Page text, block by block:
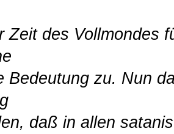
Zeit des Vollmondes
Bedeutung zu. Nun
daß in allen